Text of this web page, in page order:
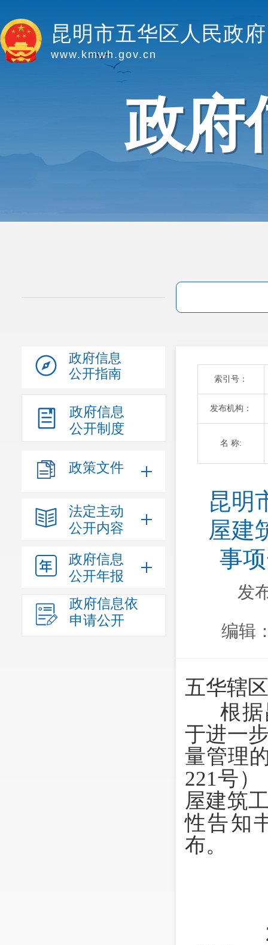
昆明市五华区人民政府
www.kmwh.gov.cn
政府
政府信息
公开指南
政府信息
公开制度
政策文件
法定主动
公开内容
政府信息
公开年报
政府信息依
申请公开
索引号：
发布机构：
名 称:
昆明
屋建
事
发
编辑
五华辖
根
于进一
量管理
221号
屋建筑
性告知
布。